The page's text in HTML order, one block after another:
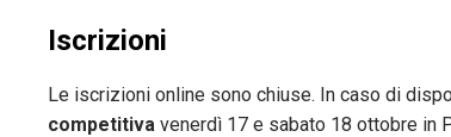
Iscrizioni
Le iscrizioni online sono chiuse. In caso di
competitiva venerdì 17 e sabato 18 ottobre in